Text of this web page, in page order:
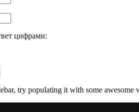
цифрами:
try populating it with some awesome